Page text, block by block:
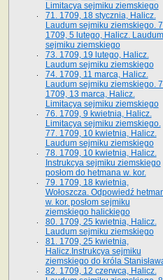
Limitacya sejmiku ziemskiego
71. 1709, 18 stycznia, Halicz.
Laudum sejmiku ziemskiego.
1709, 5 lutego, Halicz. Laudum
sejmiku ziemskiego
73. 1709, 19 lutego, Halicz.
Laudum sejmiku ziemskiego
74. 1709, 11 marca, Halicz.
Laudum sejmiku ziemskiego.
1709, 13 marca, Halicz.
Limitacya sejmiku ziemskiego
76. 1709, 9 kwietnia, Halicz.
Limitacya sejmiku ziemskiego.
77. 1709, 10 kwietnia, Halicz.
Laudum sejmiku ziemskiego
78. 1709, 10 kwietnia, Halicz.
Instrukcya sejmiku ziemskiego
posłom do hetmana w. kor.
79. 1709, 18 kwietnia,
Wołoszcza. Odpowiedź
w. kor. posłom sejmiku
ziemskiego halickiego
80. 1709, 25 kwietnia, Halicz.
Laudum sejmiku ziemskiego
81. 1709, 25 kwietnia,
Halicz.Instrukcya sejmiku
ziemskiego do króla Stanisława
82. 1709, 12 czerwca, Halicz.